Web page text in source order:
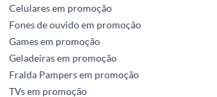
Celulares em promoção
Fones de ouvido em promoção
Games em promoção
Geladeiras em promoção
Fralda Pampers em promoção
TVs em promoção